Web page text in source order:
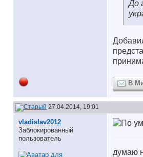
До
В
27.04.2014, 19:01
vladislav2012
Заблокированный
пользователь
думаю